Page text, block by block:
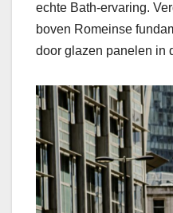
echte Bath-ervaring.
boven Romeinse
door glazen panelen in